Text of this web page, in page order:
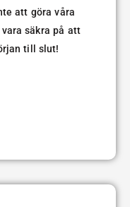
att göra våra
säkra på att
till slut!